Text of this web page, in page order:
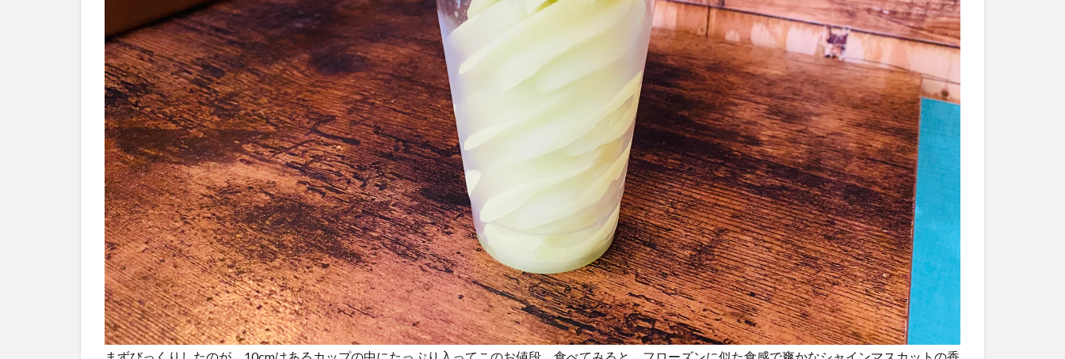
まずびっくりしたのが、10cmはあるカップの中にたっぷり入ってこのお値段。食べてみると、フローズンに似た食感で爽かなシャインマスカットの香
りと味で、たっぷり入ったカップサイズにしてよかったと思える位幸せなひと時でした。